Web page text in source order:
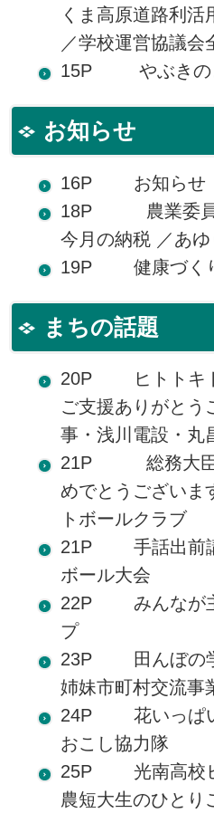
くま高原道路利活
／学校運営協議会
15P やぶきの
お知らせ
16P お知らせ
18P 農業委員
今月の納税 ／あ
19P 健康づく
まちの話題
20P ヒトトキト
ご支援ありがと
事・浅川電設・丸
21P 総務大臣
めでとうござい
トボールクラブ
21P 手話出前講
ボール大会
22P みんなが主
プ
23P 田んぼの学
姉妹市町村交流事
24P 花いっぱい
おこし協力隊
25P 光南高校ヒ
農短大生のひと